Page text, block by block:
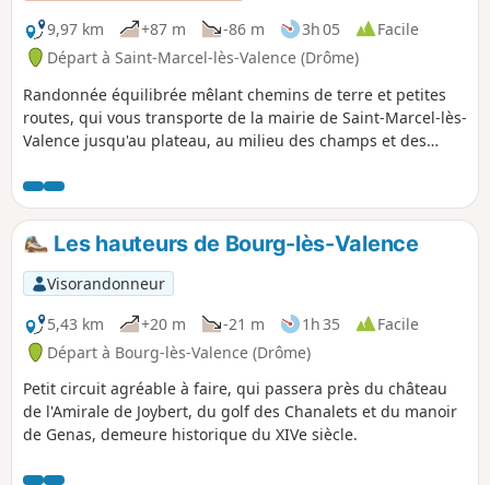
9,97 km
+87 m -86 m 3h 05
Facile
Départ à Saint-Marcel-lès-Valence (Drôme)
Randonnée équilibrée mêlant chemins de terre et petites
routes, qui vous transporte de la mairie de Saint-Marcel-lès-
Valence jusqu'au plateau, au milieu des champs et des
Belles vues sur l'Ardèche et le Vercors.
Les hauteurs de Bourg-lès-Valence
Visorandonneur
5,43 km
+20 m -21 m 1h 35
Facile
Départ à Bourg-lès-Valence (Drôme)
Petit circuit agréable à faire, qui passera près du château
de l'Amirale de Joybert, du golf des Chanalets et du manoir
de Genas, demeure historique du XIVe siècle.